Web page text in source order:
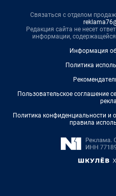
Связаться с отделом
Редакция сайта не несет
информации,
Информация
Политика
Пользовательское соглашение
Политика конфиденциальности и
правила